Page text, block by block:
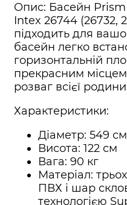
Опис: Басейн Prism
Intex 26744 (26732,
підходить для
басейн легко
горизонтальній
прекрасним місцем
розваг всієї
Характеристики:
Діаметр: 549 см
Висота: 122 см
Вага: 90 кг
Матеріал:
ПВХ і шар
технологією